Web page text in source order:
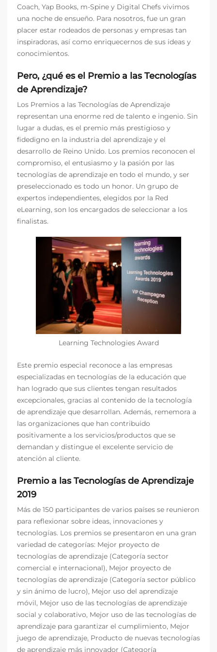
Coach, Yap Books, m-Spine y Digital Chefs vivimos
una noche de ensueño. Para nosotros, fue un gran
placer estar rodeados de personas y empresas tan
inspiradoras, así como enriquecernos de sus ideas y
conocimientos.
Pero, ¿qué es el Premio a las Tecnologías
de Aprendizaje?
Los Premios a las Tecnologías de Aprendizaje
representan una enorme red de talento e ingenio. Sin
lugar a dudas, es el premio más prestigioso y
fidedigno en la industria del aprendizaje y el
desarrollo de Reino Unido. Los premios reconocen el
compromiso, el entusiasmo y la pasión por las
tecnologías de aprendizaje en todo el mundo, y ser
preseleccionado es todo un honor. Un grupo de
expertos independientes, elegidos por la Red
eLearning, son los encargados de seleccionar a los
finalistas.
Learning Technologies Award
Este premio especial reconoce a las empresas
especializadas en tecnologías de la educación que
han logrado que sus clientes tengan resultados
excepcionales, gracias al contenido de la tecnología
de aprendizaje que desarrollan. Además, rememora a
las organizaciones que han contribuido
positivamente a los servicios/productos que se
demandan y distingue el excelente servicio de
atención al cliente.
Premio a las Tecnologías de Aprendizaje
2019
Más de 150 participantes de varios países se reunieron
para reflexionar sobre ideas, innovaciones y
tecnologías. Los premios se presentaron en una gran
variedad de categorías: Mejor proyecto de
tecnologías de aprendizaje (Categoría sector
comercial e internacional), Mejor proyecto de
tecnologías de aprendizaje (Categoría sector público
y sin ánimo de lucro), Mejor uso del aprendizaje
móvil, Mejor uso de las tecnologías de aprendizaje
social y colaborativo, Mejor uso de las tecnologías de
aprendizaje para garantizar el cumplimiento, Mejor
juego de aprendizaje, Producto de nuevas tecnologías
de aprendizaje más innovador (Categoría